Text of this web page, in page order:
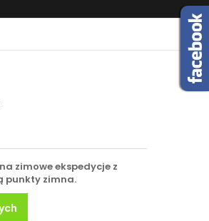
zimowe ekspedycje z
punkty zimna.